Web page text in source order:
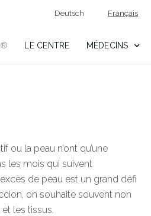
Deutsch Français
LE CENTRE MÉDECINS
ou la peau n’ont qu’une
les mois qui suivent
de peau est un grand défi
on souhaite souvent non
les tissus.